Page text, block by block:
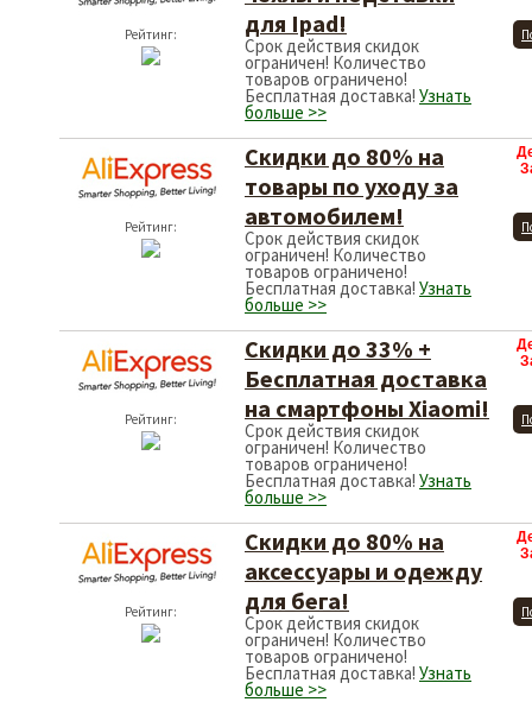
Рейтинг:
для Ipad!
Срок действия скидок
ограничен! Количество
товаров ограничено!
Бесплатная доставка! Узнать
больше >>
Рейтинг:
Скидки до 80% на
товары по уходу за
автомобилем!
Срок действия скидок
ограничен! Количество
товаров ограничено!
Бесплатная доставка! Узнать
больше >>
Рейтинг:
Скидки до 33% +
Бесплатная доставка
на смартфоны Xiaomi!
Срок действия скидок
ограничен! Количество
товаров ограничено!
Бесплатная доставка! Узнать
больше >>
Рейтинг:
Скидки до 80% на
аксессуары и одежду
для бега!
Срок действия скидок
ограничен! Количество
товаров ограничено!
Бесплатная доставка! Узнать
больше >>